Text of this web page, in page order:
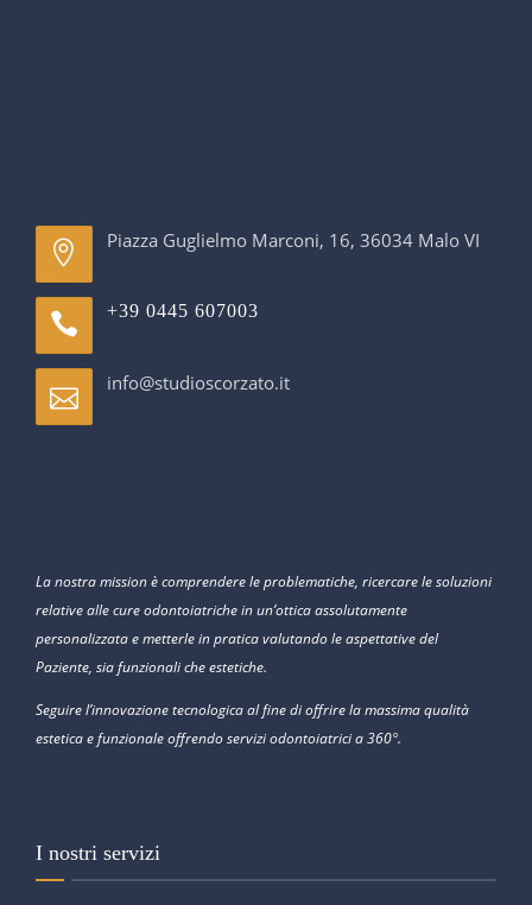
Piazza Guglielmo Marconi, 16, 36034 Malo VI
+39 0445 607003
info@studioscorzato.it
La nostra mission è comprendere le problematiche, ricercare le soluzioni
relative alle cure odontoiatriche in un’ottica assolutamente
personalizzata e metterle in pratica valutando le aspettative del
Paziente, sia funzionali che estetiche.
Seguire l’innovazione tecnologica al fine di offrire la massima qualità
estetica e funzionale offrendo servizi odontoiatrici a 360°.
I nostri servizi